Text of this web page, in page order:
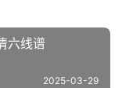
六线谱
2025-03-29